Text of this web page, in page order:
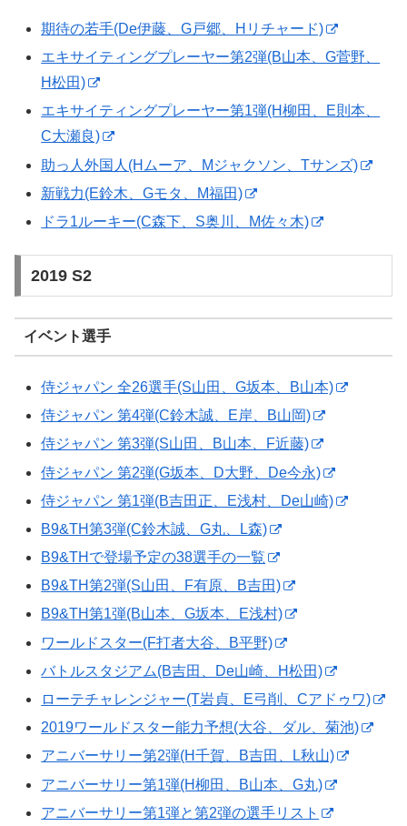
期待の若手(De伊藤、G戸郷、Hリチャード)
エキサイティングプレーヤー第2弾(B山本、G菅野、
H松田)
エキサイティングプレーヤー第1弾(H柳田、E則本、
C大瀬良)
助っ人外国人(Hムーア、Mジャクソン、Tサンズ)
新戦力(E鈴木、Gモタ、M福田)
ドラ1ルーキー(C森下、S奥川、M佐々木)
2019 S2
イベント選手
侍ジャパン 全26選手(S山田、G坂本、B山本)
侍ジャパン 第4弾(C鈴木誠、E岸、B山岡)
侍ジャパン 第3弾(S山田、B山本、F近藤)
侍ジャパン 第2弾(G坂本、D大野、De今永)
侍ジャパン 第1弾(B吉田正、E浅村、De山崎)
B9&TH第3弾(C鈴木誠、G丸、L森)
B9&THで登場予定の38選手の一覧
B9&TH第2弾(S山田、F有原、B吉田)
B9&TH第1弾(B山本、G坂本、E浅村)
ワールドスター(F打者大谷、B平野)
バトルスタジアム(B吉田、De山崎、H松田)
ローテチャレンジャー(T岩貞、E弓削、Cアドゥワ)
2019ワールドスター能力予想(大谷、ダル、菊池)
アニバーサリー第2弾(H千賀、B吉田、L秋山)
アニバーサリー第1弾(H柳田、B山本、G丸)
アニバーサリー第1弾と第2弾の選手リスト